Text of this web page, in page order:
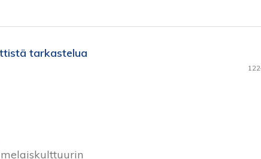
tarkastelua